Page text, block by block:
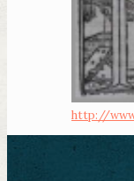
http://